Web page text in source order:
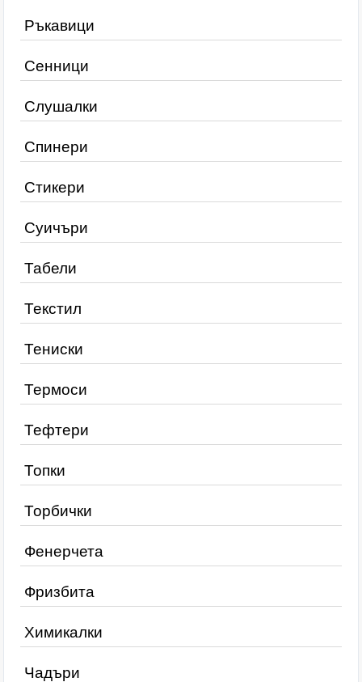
Ръкавици
Сенници
Слушалки
Спинери
Стикери
Суичъри
Табели
Текстил
Тениски
Термоси
Тефтери
Топки
Торбички
Фенерчета
Фризбита
Химикалки
Чадъри